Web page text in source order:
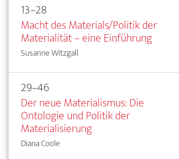
13–28
Macht des Materials/Politik der
Materialität – eine Einführung
Susanne Witzgall
29–46
Der neue Materialismus: Die
Ontologie und Politik der
Materialisierung
Diana Coole